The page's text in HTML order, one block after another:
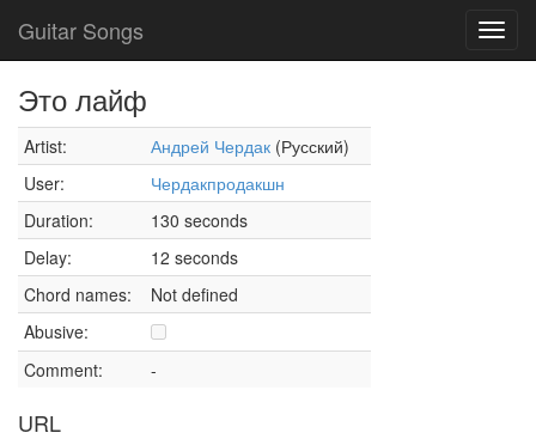
Guitar Songs
Это лайф
Artist: Андрей Чердак (Русский)
User:
Чердакпродакшн
Duration:
130 seconds
Delay:
12 seconds
Chord names:
Not defined
Abusive:
Comment:
-
URL